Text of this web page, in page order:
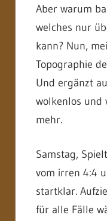
Aber warum
welches nur
kann? Nun,
Topographie
Und ergänzt
wolkenlos und
mehr.
Samstag,
vom irren 4:4
startklar.
für alle Fälle